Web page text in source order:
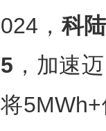
024， 科
5 ，加速
将